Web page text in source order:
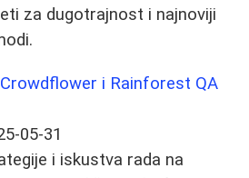
za dugotrajnost i najnoviji
i Rainforest QA
05-31
i iskustva rada na